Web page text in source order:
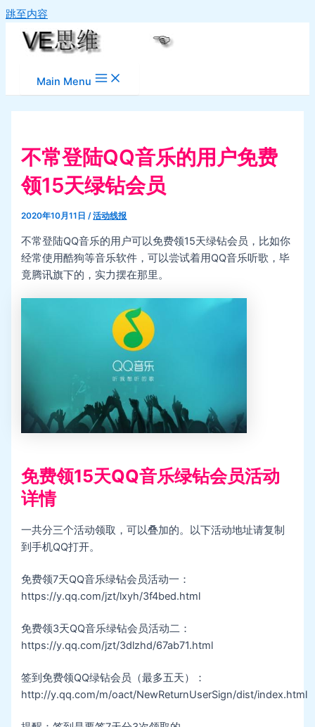
跳至内容
Main Menu
不常登陆QQ音乐的用户免费
领15天绿钻会员
2020年10月11日/活动线报
不常登陆QQ音乐的用户可以免费领15天绿钻会员，比如你
经常使用酷狗等音乐软件，可以尝试着用QQ音乐听歌，毕
竟腾讯旗下的，实力摆在那里。
免费领15天QQ音乐绿钻会员活动
详情
一共分三个活动领取，可以叠加的。以下活动地址请复制
到手机QQ打开。
免费领7天QQ音乐绿钻会员活动一：
https://y.qq.com/jzt/lxyh/3f4bed.html
免费领3天QQ音乐绿钻会员活动二：
https://y.qq.com/jzt/3dlzhd/67ab71.html
签到免费领QQ绿钻会员（最多五天）：
http://y.qq.com/m/oact/NewReturnUserSign/dist/index.html